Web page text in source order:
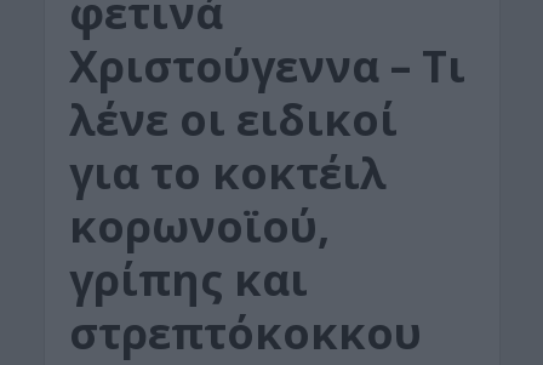
φετινά
Χριστούγεννα – Τι
λένε οι ειδικοί
για το κοκτέιλ
κορωνοϊού,
γρίπης και
στρεπτόκοκκου